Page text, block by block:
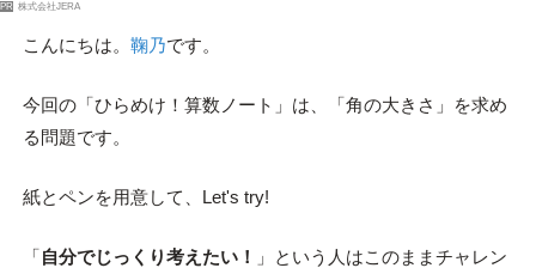
PR 株式会社JERA
こんにちは。 鞠乃です。
今回の「ひらめけ！算数ノート」は、「角の大きさ」を求め
る問題です。
紙とペンを用意して、Let's try!
「自分でじっくり考えたい！
」という人はこのままチャレン